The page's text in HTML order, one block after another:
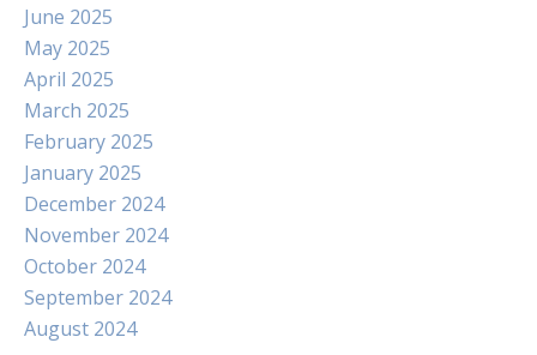
June 2025
May 2025
April 2025
March 2025
February 2025
January 2025
December 2024
November 2024
October 2024
September 2024
August 2024